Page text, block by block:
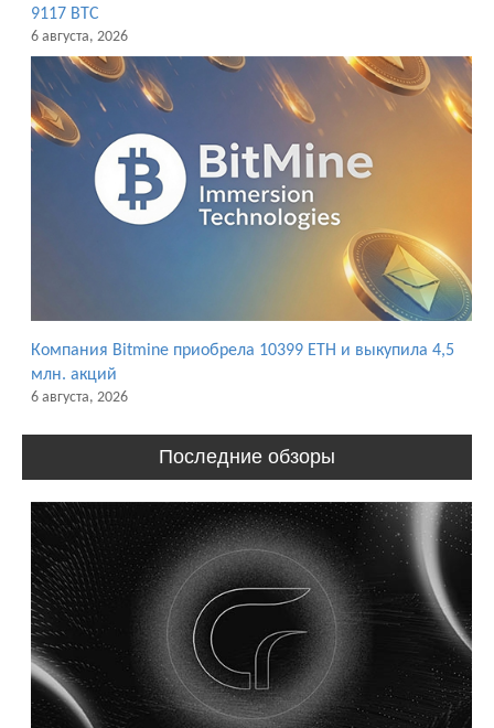
9117 BTC
6 августа, 2026
Компания Bitmine приобрела 10399 ETH и выкупила 4,5
млн. акций
6 августа, 2026
Последние обзоры